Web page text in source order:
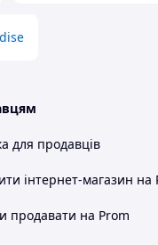
для продавців
інтернет-магазин на
продавати на Prom